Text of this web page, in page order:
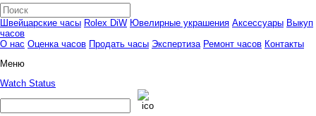
Швейцарские часы Rolex DiW Ювелирные украшения Аксессуары Выкуп
часов
О нас Оценка часов Продать часы Экспертиза Ремонт часов Контакты
Меню
Watch Status